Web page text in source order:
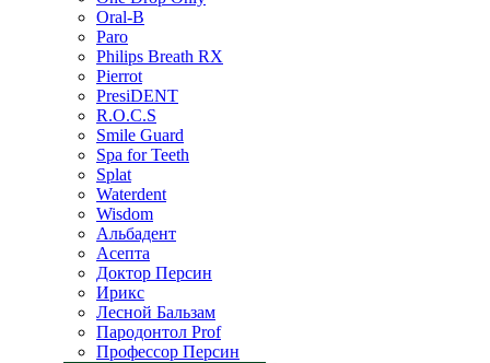
Oral-B
Paro
Philips Breath RX
Pierrot
PresiDENT
R.O.C.S
Smile Guard
Spa for Teeth
Splat
Waterdent
Wisdom
Альбадент
Асепта
Доктор Персин
Ирикс
Лесной Бальзам
Пародонтол Prof
Профессор Персин